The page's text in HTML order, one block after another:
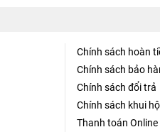
Chính sách hoàn
Chính sách bảo
Chính sách đổi trả
Chính sách khui
Thanh toán Online